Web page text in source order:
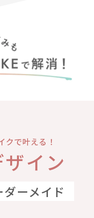
クで叶える！
イン
ダーメイド